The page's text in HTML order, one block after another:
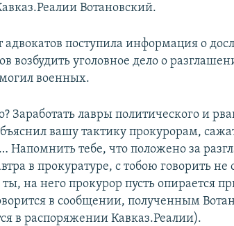
Вотановский.
адвокатов поступила информация о
возбудить уголовное дело о
военных.
Заработать лавры политического и
вашу тактику прокурорам,
Напомнить тебе, что положено за
в прокуратуре, с тобою говорить
на него прокурор пусть опирается
в сообщении, полученным
в распоряжении Кавказ.Реалии).